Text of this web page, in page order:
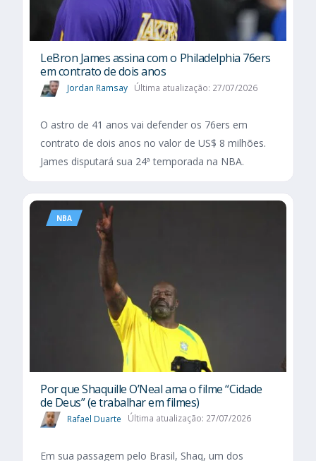
LeBron James assina com o Philadelphia 76ers
em contrato de dois anos
Jordan Ramsay Última atualização: 27/07/2026
O astro de 41 anos vai defender os 76ers em
contrato de dois anos no valor de US$ 8 milhões.
James disputará sua 24ª temporada na NBA.
NBA
Por que Shaquille O’Neal ama o filme “Cidade
de Deus” (e trabalhar em filmes)
Rafael Duarte Última atualização: 27/07/2026
Em sua passagem pelo Brasil, Shaq, um dos